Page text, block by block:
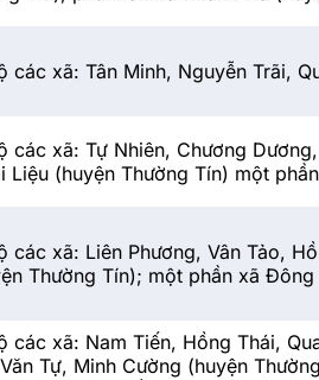
các xã: Tân Minh, Nguyễn Trãi,
các xã: Tự Nhiên, Chương
Liệu (huyện Thường Tín) một
các xã: Liên Phương, Vân Tảo,
Thường Tín); một phần xã
các xã: Nam Tiến, Hồng Thái,
Tự, Minh Cường (huyện